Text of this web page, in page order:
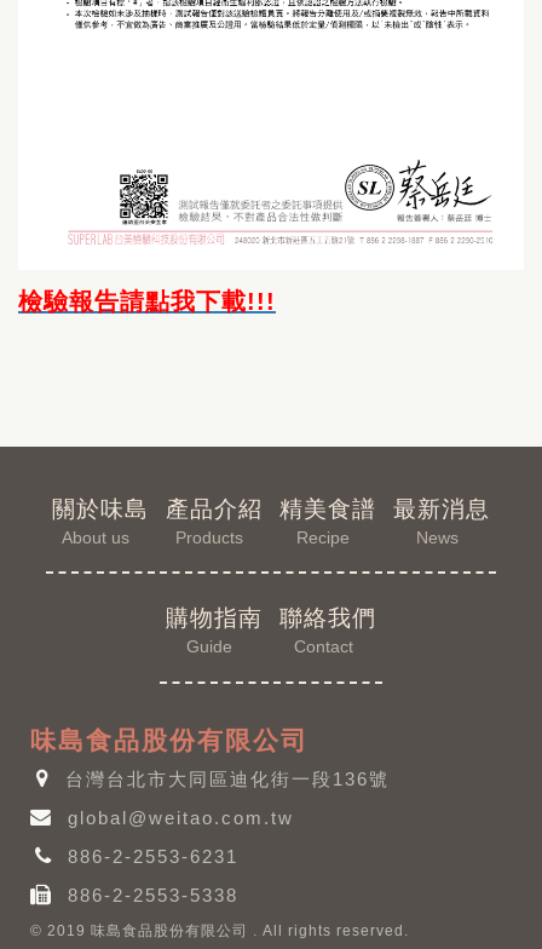
檢驗報告請點我下載!!!
關於味島
About us
產品介紹
Products
精美食譜
Recipe
最新消息
News
購物指南
Guide
聯絡我們
Contact
味島食品股份有限公司
台灣台北市大同區迪化街一段136號
global@weitao.com.tw
886-2-2553-6231
886-2-2553-5338
© 2019 味島食品股份有限公司 . All rights reserved.